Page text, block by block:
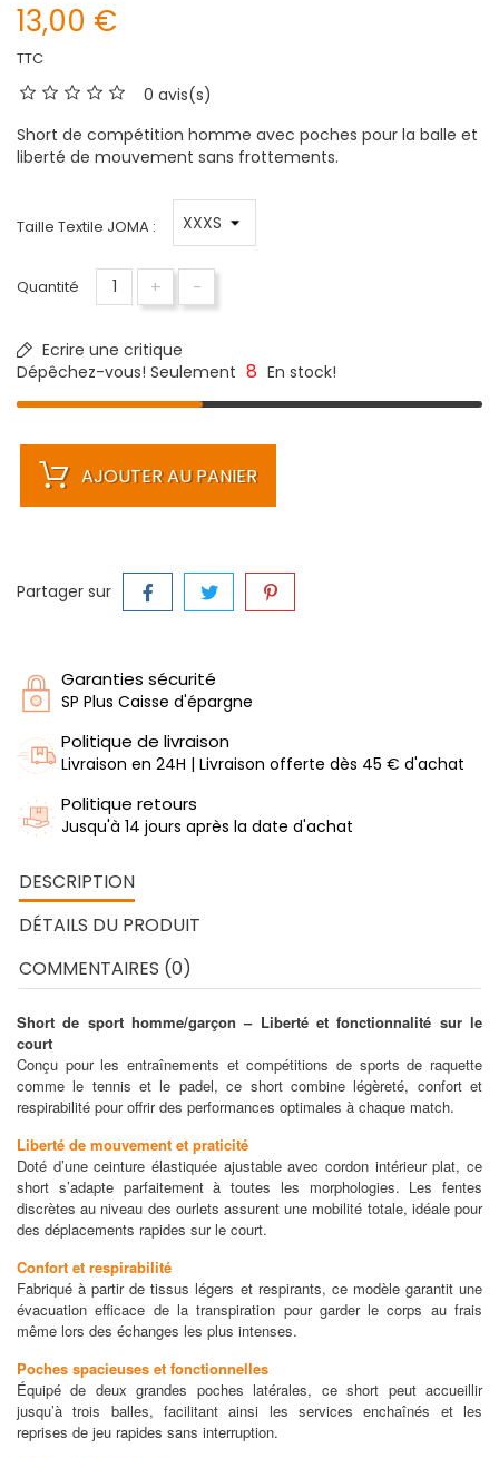
13,00 €
TTC
0 avis(s)
Short de compétition homme avec poches pour la balle et
liberté de mouvement sans frottements.
Taille Textile JOMA :
Quantité + -
Ecrire une critique
Dépêchez-vous! Seulement 8 En stock!
AJOUTER AU PANIER
Partager sur
Garanties sécurité
SP Plus Caisse d'épargne
Politique de livraison
Livraison en 24H | Livraison offerte dès 45 € d'achat
Politique retours
Jusqu'à 14 jours après la date d'achat
DESCRIPTION
DÉTAILS DU PRODUIT
COMMENTAIRES (0)
Short de sport homme/garçon – Liberté et fonctionnalité sur le
court
Conçu pour les entraînements et compétitions de sports de raquette
comme le tennis et le padel, ce short combine légèreté, confort et
respirabilité pour offrir des performances optimales à chaque match.
Liberté de mouvement et praticité
Doté d’une ceinture élastiquée ajustable avec cordon intérieur plat, ce
short s’adapte parfaitement à toutes les morphologies. Les fentes
discrètes au niveau des ourlets assurent une mobilité totale, idéale pour
des déplacements rapides sur le court.
Confort et respirabilité
Fabriqué à partir de tissus légers et respirants, ce modèle garantit une
évacuation efficace de la transpiration pour garder le corps au frais
même lors des échanges les plus intenses.
Poches spacieuses et fonctionnelles
Équipé de deux grandes poches latérales, ce short peut accueillir
jusqu’à trois balles, facilitant ainsi les services enchaînés et les
reprises de jeu rapides sans interruption.